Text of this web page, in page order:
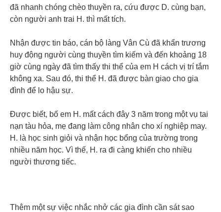
đã nhanh chóng chèo thuyền ra, cứu được D. cùng bạn,
còn người anh trai H. thì mất tích.
Nhận được tin báo, cán bộ làng Vân Cù đã khẩn trương
huy động người cùng thuyền tìm kiếm và đến khoảng 18
giờ cùng ngày đã tìm thấy thi thể của em H cách vị trí tắm
không xa. Sau đó, thi thể H. đã được bàn giao cho gia
đình để lo hậu sự.
Được biết, bố em H. mất cách đây 3 năm trong một vụ tai
nạn tàu hỏa, mẹ đang làm công nhân cho xí nghiệp may.
H. là học sinh giỏi và nhận học bổng của trường trong
nhiều năm học. Vì thế, H. ra đi càng khiến cho nhiều
người thương tiếc.
Thêm một sự việc nhắc nhở các gia đình cần sát sao